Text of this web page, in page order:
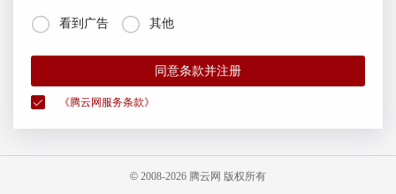
 看到广告  其他
同意条款并注册
《腾云网服务条款》
© 2008-2026 腾云网 版权所有